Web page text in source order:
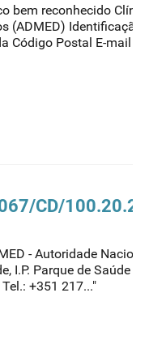
bem reconhecido
(ADMED) Identificação
Código Postal E-mail
CD/
- Autoridade
I.P. Parque de Saúde
+351 217..."